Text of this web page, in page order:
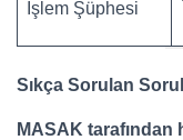
İşlem Şüphesi
Sıkça Sorulan
MASAK